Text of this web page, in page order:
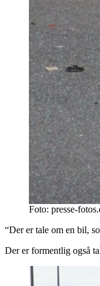
Foto: presse-
“Der er tale om en bil,
Der er formentlig også